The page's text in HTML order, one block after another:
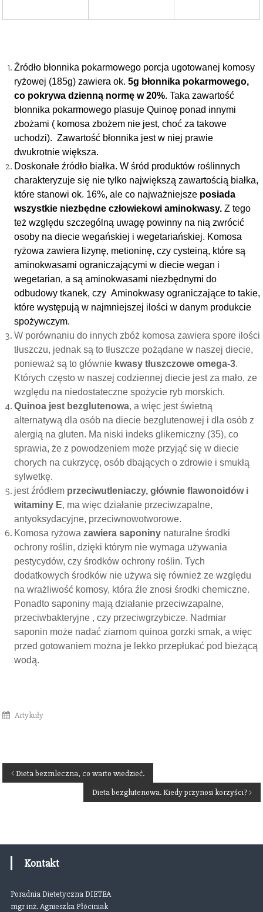
Źródło błonnika pokarmowego porcja ugotowanej komosy
ryżowej (185g) zawiera ok.5g błonnika pokarmowego,
co pokrywa dzienną normę w 20%. Taka zawartość
błonnika pokarmowego plasuje Quinoę ponad innymi
zbożami ( komosa zbożem nie jest, choć za takowe
uchodzi). Zawartość błonnika jest w niej prawie
dwukrotnie większa.
Doskonałe źródło białka. W śród produktów roślinnych
charakteryzuje się nie tylko największą zawartością białka,
które stanowi ok. 16%, ale co najważniejsze posiada
wszystkie niezbędne człowiekowi aminokwasy. Z tego
też względu szczególną uwagę powinny na nią zwrócić
osoby na diecie wegańskiej i wegetariańskiej. Komosa
ryżowa zawiera lizynę, metioninę, czy cysteiną, które są
aminokwasami ograniczającymi w diecie wegan i
wegetarian, a są aminokwasami niezbędnymi do
odbudowy tkanek, czy Aminokwasy ograniczające to takie,
które występują w najmniejszej ilości w danym produkcie
spożywczym.
W porównaniu do innych zbóż komosa zawiera spore ilości
tłuszczu, jednak są to tłuszcze pożądane w naszej diecie,
ponieważ są to głównie kwasy tłuszczowe omega-3.
Których często w naszej codziennej diecie jest za mało, ze
względu na niedostateczne spożycie ryb morskich.
Quinoa jest bezglutenowa, a więc jest świetną
alternatywą dla osób na diecie bezglutenowej i dla osób z
alergią na gluten. Ma niski indeks glikemiczny (35), co
sprawia, że z powodzeniem może przyjąć się w diecie
chorych na cukrzycę, osób dbających o zdrowie i smukłą
sylwetkę.
jest źródłem przeciwutleniaczy, głównie flawonoidów i
witaminy E, ma więc działanie przeciwzapalne,
antyoksydacyjne, przeciwnowotworowe.
Komosa ryżowazawiera saponiny naturalne środki
ochrony roślin, dzięki którym nie wymaga używania
pestycydów, czy środków ochrony roślin. Tych
dodatkowych środków nie używa się również ze względu
na wrażliwość komosy, która źle znosi środki chemiczne.
Ponadto saponiny mają działanie przeciwzapalne,
przeciwbakteryjne , czy przeciwgrzybicze. Nadmiar
saponin może nadać ziarnom quinoa gorzki smak, a więc
przed gotowaniem można je lekko przepłukać pod bieżącą
wodą.
Artykuły
N Dieta bezmleczna, co warto wiedzieć.
Dieta bezglutenowa. Kiedy przynosi korzyści?
Kontakt
Poradnia Dietetyczna DIETEA
mgr inż. Agnieszka Płóciniak